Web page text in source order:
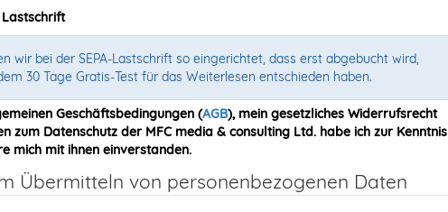
Lastschrift
wir bei der SEPA-Lastschrift so eingerichtet, dass erst abgebucht wird,
30 Tage Gratis-Test für das Weiterlesen entschieden haben.
Geschäftsbedingungen (AGB), mein gesetzliches Widerrufsrecht
zum Datenschutz der MFC media & consulting Ltd. habe ich zur Kenntnis
mich mit ihnen einverstanden.
Übermitteln von personenbezogenen Daten